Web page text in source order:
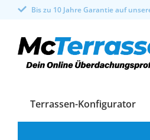
Bis zu 10 Jahre Garantie auf
Terrassen-Konfigurator